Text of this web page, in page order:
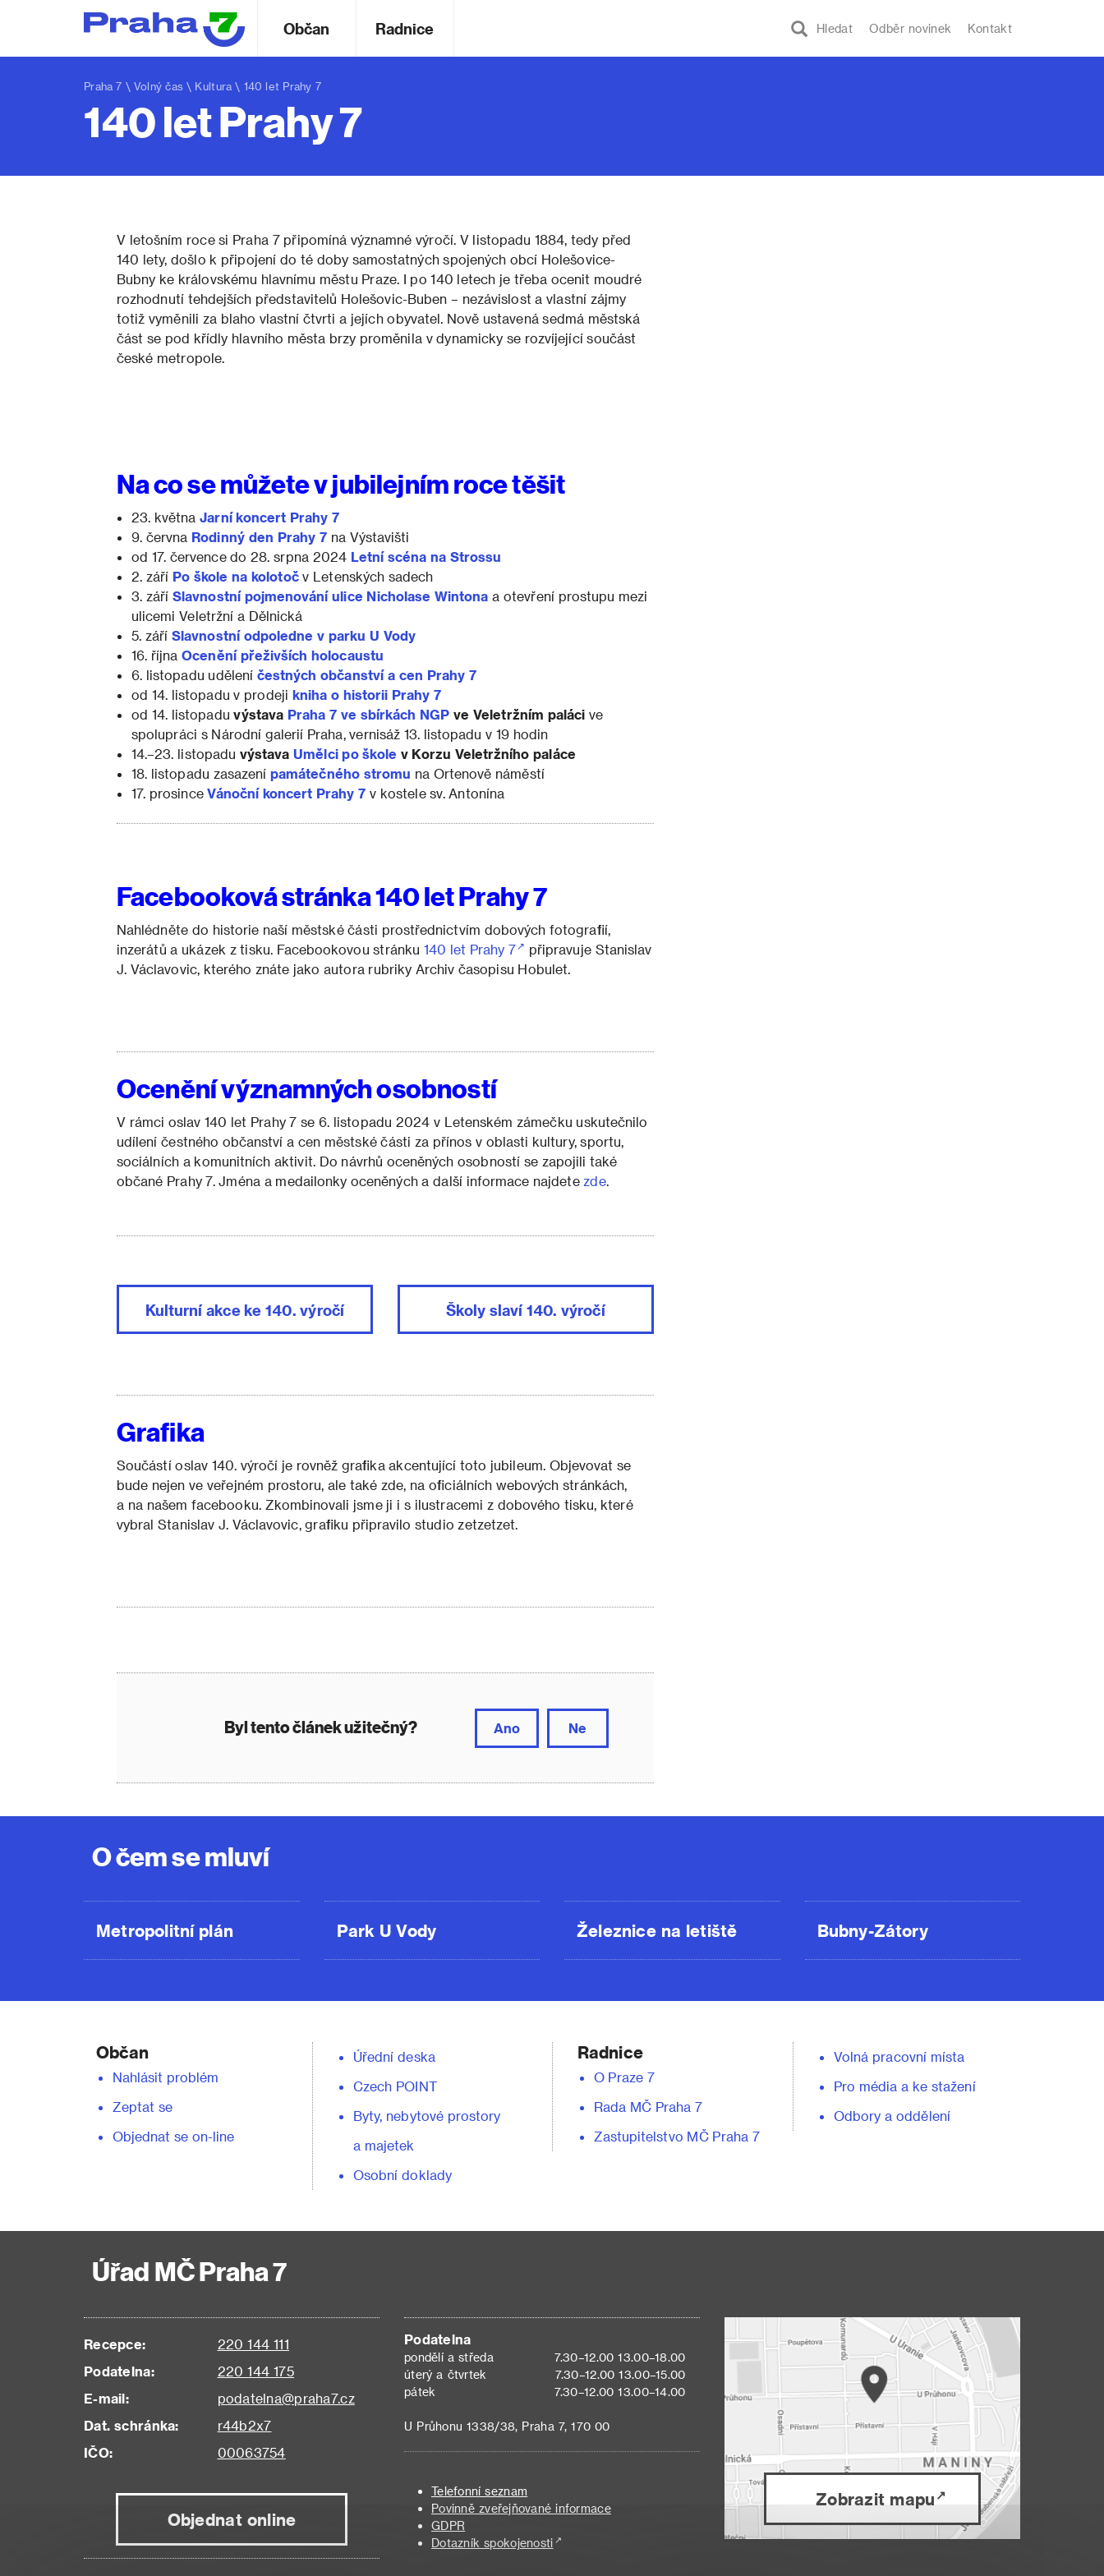
Hledat Odběr novinek Kontakt
Občan Radnice
Praha 7 \ Volný čas \ Kultura \ 140 let Prahy 7
140 let Prahy 7
V letošním roce si Praha 7 připomíná významné výročí. V listopadu 1884, tedy před
140 lety, došlo k připojení do té doby samostatných spojených obcí Holešovice-
Bubny ke královskému hlavnímu městu Praze. I po 140 letech je třeba ocenit moudré
rozhodnutí tehdejších představitelů Holešovic-Buben – nezávislost a vlastní zájmy
totiž vyměnili za blaho vlastní čtvrti a jejích obyvatel. Nově ustavená sedmá městská
část se pod křídly hlavního města brzy proměnila v dynamicky se rozvíjející součást
české metropole.
Na co se můžete v jubilejním roce těšit
23. květnaJarní koncert Prahy 7
9. června Rodinný den Prahy 7na Výstavišti
od 17. července do 28. srpna 2024 Letní scéna na Strossu
2. září Po škole na kolotočv Letenských sadech
3. září Slavnostní pojmenování ulice Nicholase Wintona a otevření prostupu mezi
ulicemi Veletržní a Dělnická
5. záříSlavnostní odpoledne v parku U Vody
16. říjnaOcenění přeživších holocaustu
6. listopadu udělení čestných občanství a cen Prahy 7
od 14. listopadu v prodeji kniha o historii Prahy 7
od 14. listopaduvýstava Praha 7 ve sbírkách NGP ve Veletržním paláci ve
spolupráci s Národní galerií Praha, vernisáž 13. listopadu v 19 hodin
14.–23. listopadu výstavaUmělci po škole v Korzu Veletržního paláce
18. listopadu zasazení památečného stromu na Ortenově náměstí
17. prosinceVánoční koncert Prahy 7v kostele sv. Antonína
Facebooková stránka 140 let Prahy 7
Nahlédněte do historie naší městské části prostřednictvím dobových fotografií,
inzerátů a ukázek z tisku. Facebookovou stránku 140 let Prahy 7
připravuje Stanislav
J. Václavovic, kterého znáte jako autora rubriky Archiv časopisu Hobulet.
Ocenění významných osobností
V rámci oslav 140 let Prahy 7 se 6. listopadu 2024 v Letenském zámečku uskutečnilo
udílení čestného občanství a cen městské části za přínos v oblasti kultury, sportu,
sociálních a komunitních aktivit. Do návrhů oceněných osobností se zapojili také
občané Prahy 7. Jména a medailonky oceněných a další informace najdete zde.
Kulturní akce ke 140. výročí Školy slaví 140. výročí
Grafika
Součástí oslav 140. výročí je rovněž grafika akcentující toto jubileum. Objevovat se
bude nejen ve veřejném prostoru, ale také zde, na oficiálních webových stránkách,
a na našem facebooku. Zkombinovali jsme ji i s ilustracemi z dobového tisku, které
vybral Stanislav J. Václavovic, grafiku připravilo studio zetzetzet.
Byl tento článek užitečný? Ano Ne
O čem se mluví
Metropolitní plán Park U Vody Železnice na letiště Bubny-Zátory
Občan
Nahlásit problém
Zeptat se
Objednat se on-line
Úřední deska
Czech POINT
Byty, nebytové prostory
a majetek
Osobní doklady
Radnice
O Praze 7
Rada MČ Praha 7
Zastupitelstvo MČ Praha 7
Volná pracovní místa
Pro média a ke stažení
Odbory a oddělení
Úřad MČ Praha 7
Recepce:
220 144 111
Podatelna:
220 144 175
E-mail:
podatelna@praha7.cz
Dat. schránka:
r44b2x7
IČO:
00063754
Objednat online
Podatelna
pondělí a středa
7.30–12.00 13.00–18.00
úterý a čtvrtek
7.30–12.00 13.00–15.00
pátek
7.30–12.00 13.00–14.00
U Průhonu 1338/38, Praha 7, 170 00
Telefonní seznam
Povinně zveřejňované informace
GDPR
Dotazník spokojenosti
Zobrazit mapu